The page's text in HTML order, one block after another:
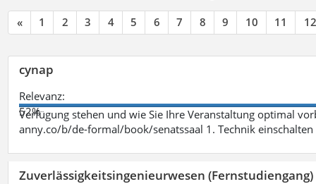
« 1 2 3 4 5 6 7 8 9 10 11 12
cynap
Relevanz:
52%
Verfügung stehen und wie Sie Ihre Veranstaltung optimal
anny.co/b/de-formal/book/senatssaal 1. Technik
Zuverlässigkeitsingenieurwesen (Fernstudiengang)